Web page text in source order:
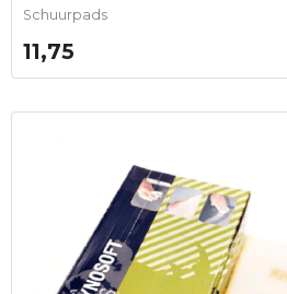
Schuurpads
11,75